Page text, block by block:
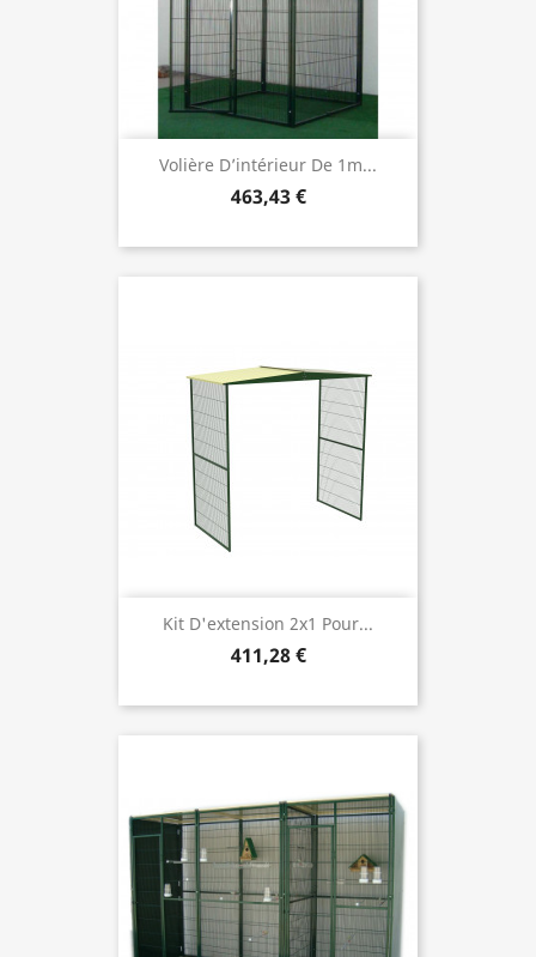
Volière D’intérieur De 1m...
463,43 €
Kit D'extension 2x1 Pour...
411,28 €